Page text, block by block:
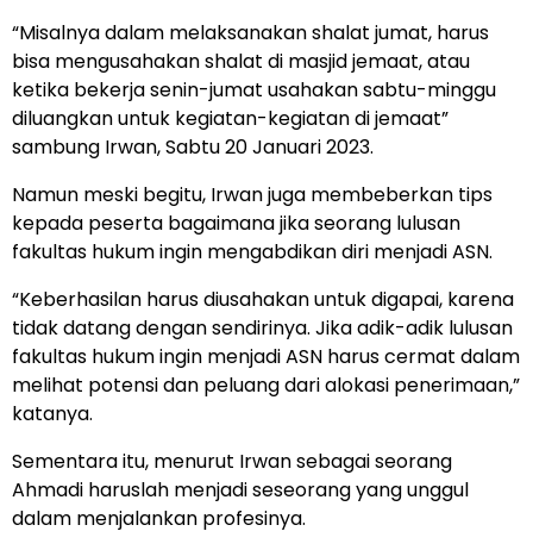
“Misalnya dalam melaksanakan shalat jumat, harus
bisa mengusahakan shalat di masjid jemaat, atau
ketika bekerja senin-jumat usahakan sabtu-minggu
diluangkan untuk kegiatan-kegiatan di jemaat”
sambung Irwan, Sabtu 20 Januari 2023.
Namun meski begitu, Irwan juga membeberkan tips
kepada peserta bagaimana jika seorang lulusan
fakultas hukum ingin mengabdikan diri menjadi ASN.
“Keberhasilan harus diusahakan untuk digapai, karena
tidak datang dengan sendirinya. Jika adik-adik lulusan
fakultas hukum ingin menjadi ASN harus cermat dalam
melihat potensi dan peluang dari alokasi penerimaan,”
katanya.
Sementara itu, menurut Irwan sebagai seorang
Ahmadi haruslah menjadi seseorang yang unggul
dalam menjalankan profesinya.